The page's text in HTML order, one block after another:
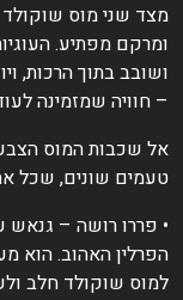
מצד שני מוס שוקולד
ומרקם מפתיע.
ושובב בתוך הרכות,
– חוויה שמזמינה לעוד
אל שכבות המוס
טעמים שונים, שכל
• פררו רושה – גנאש
הפרלין האהוב. הוא
למוס שוקולד חלב